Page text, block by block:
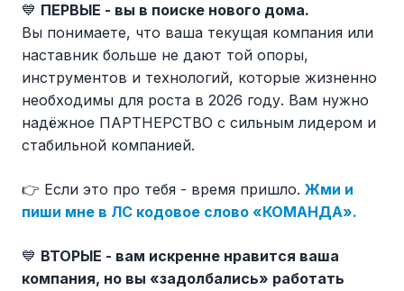
💙 ПЕРВЫЕ - вы в поиске нового дома.
Вы понимаете, что ваша текущая компания или
наставник больше не дают той опоры,
инструментов и технологий, которые жизненно
необходимы для роста в 2026 году. Вам нужно
надёжное ПАРТНЕРСТВО с сильным лидером и
стабильной компанией.
👉 Если это про тебя - время пришло. Жми и
пиши мне в ЛС кодовое слово «КОМАНДА».
💙 ВТОРЫЕ - вам искренне нравится ваша
компания, но вы «задолбались» работать